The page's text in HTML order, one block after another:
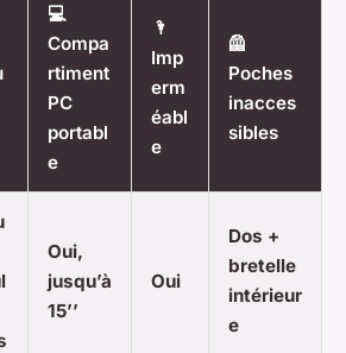
💻
Compa
rtiment
PC
portabl
e
🌂
Imp
erm
éabl
e
🦺
Poches
inacces
sibles
Oui,
jusqu’à
15’’
Oui
Dos +
bretelle
intérieur
e